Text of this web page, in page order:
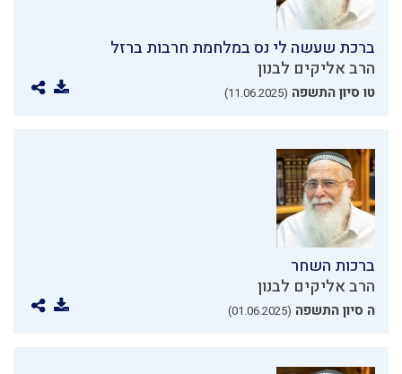
ברכת שעשה לי נס במלחמת חרבות ברזל
הרב אליקים לבנון
טו סיון התשפה (11.06.2025)
ברכות השחר
הרב אליקים לבנון
ה סיון התשפה (01.06.2025)